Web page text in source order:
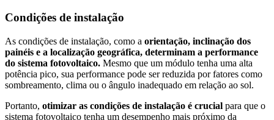
Condições de instalação
As condições de instalação, como a orientação, inclinação dos
painéis e a localização geográfica, determinam a performance
do sistema fotovoltaico. Mesmo que um módulo tenha uma alta
potência pico, sua performance pode ser reduzida por fatores como
sombreamento, clima ou o ângulo inadequado em relação ao sol.
Portanto, otimizar as condições de instalação é crucial para que o
sistema fotovoltaico tenha um desempenho mais próximo da